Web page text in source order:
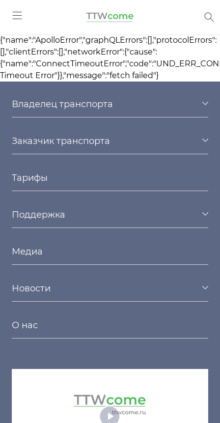
{"name":"ApolloError","graphQLErrors":[],"protocolErrors":
[],"clientErrors":[],"networkError":{"cause":
Timeout Error"}},"message":"fetch failed"}
Владелец транспорта
Заказчик транспорта
Тарифы
Поддержка
Медиа
Новости
О нас